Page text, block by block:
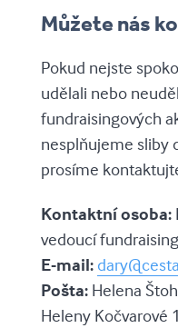
Můžete nás
Pokud nejste
udělali nebo
fundraisingových
nesplňujeme sliby
prosíme
Kontaktní osoba:
vedoucí
E-mail:
Pošta: Helena
Heleny Kočvarové